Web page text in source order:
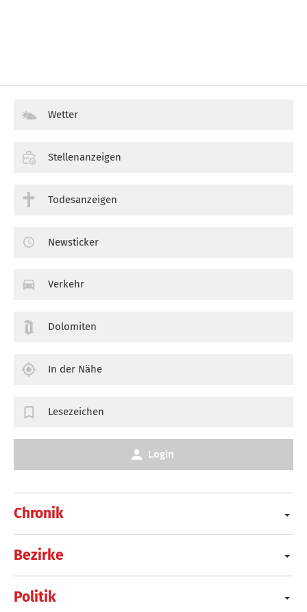
Chronik
Bezirke
Politik
Wetter
Stellenanzeigen
Todesanzeigen
Newsticker
Verkehr
Dolomiten
In der Nähe
Lesezeichen
Login